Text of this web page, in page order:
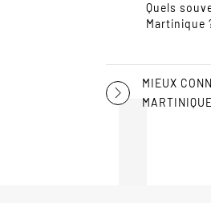
Quels
Martinique
MIEUX
MARTINIQUE